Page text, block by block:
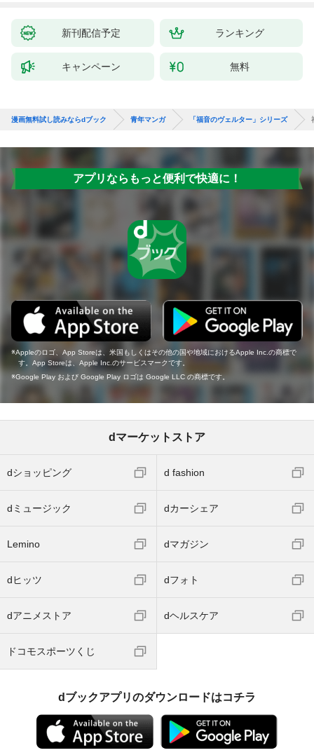
新刊配信予定 ランキング
キャンペーン 無料
漫画無料試し読みならdブック 青年マンガ 「福音のヴェルター」シリーズ
アプリならもっと便利で快適に！
Appleのロゴ、App Storeは、米国もしくはその他の国や地域におけるApple Inc.の商標で
す。App Storeは、Apple Inc.のサービスマークです。
Google Play および Google Play ロゴは Google LLC の商標です。
dマーケットストア
dショッピング d fashion
dミュージック dカーシェア
Lemino dマガジン
dヒッツ dフォト
dアニメストア dヘルスケア
ドコモスポーツくじ
dブックアプリのダウンロードはコチラ